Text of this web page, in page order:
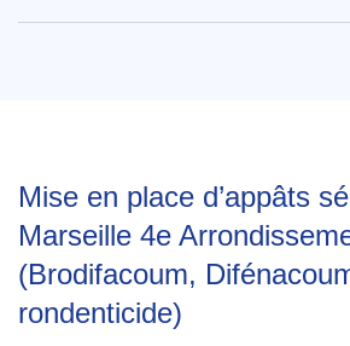
Mise en place d’appâts
Marseille 4e
(Brodifacoum,
rondenticide)